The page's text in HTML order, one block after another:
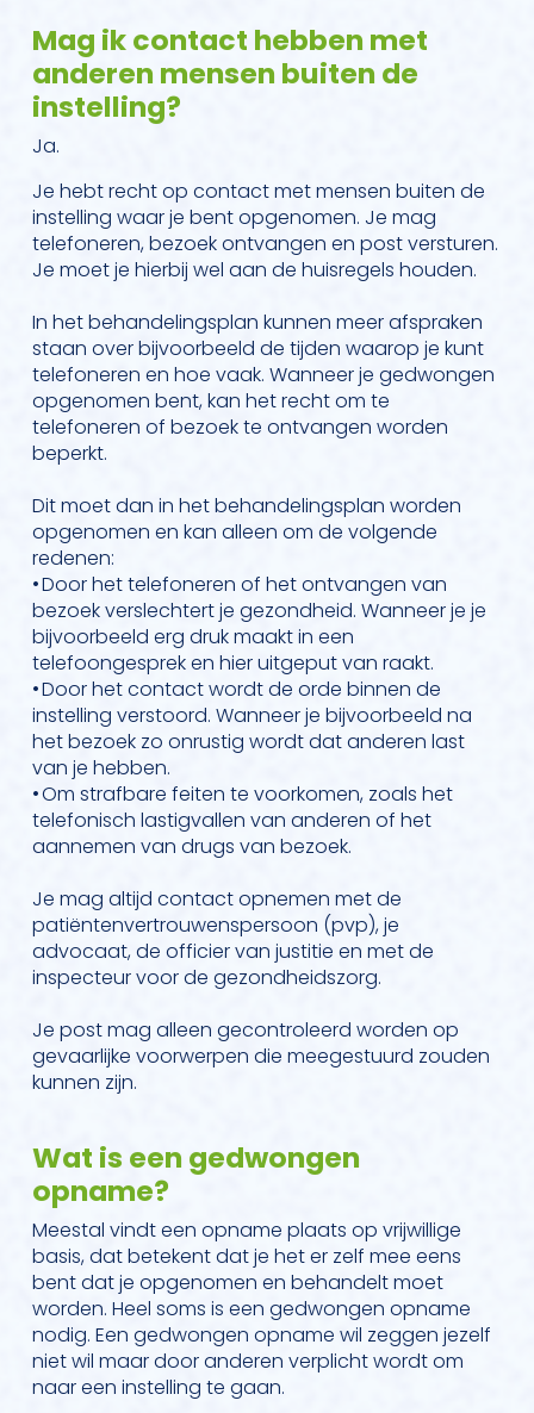
Mag ik contact hebben met
anderen mensen buiten de
instelling?
Ja.
Je hebt recht op contact met mensen buiten de
instelling waar je bent opgenomen. Je mag
telefoneren, bezoek ontvangen en post versturen.
Je moet je hierbij wel aan de huisregels houden.
In het behandelingsplan kunnen meer afspraken
staan over bijvoorbeeld de tijden waarop je kunt
telefoneren en hoe vaak. Wanneer je gedwongen
opgenomen bent, kan het recht om te
telefoneren of bezoek te ontvangen worden
beperkt.
Dit moet dan in het behandelingsplan worden
opgenomen en kan alleen om de volgende
redenen:
• Door het telefoneren of het ontvangen van
bezoek verslechtert je gezondheid. Wanneer je je
bijvoorbeeld erg druk maakt in een
telefoongesprek en hier uitgeput van raakt.
• Door het contact wordt de orde binnen de
instelling verstoord. Wanneer je bijvoorbeeld na
het bezoek zo onrustig wordt dat anderen last
van je hebben.
• Om strafbare feiten te voorkomen, zoals het
telefonisch lastigvallen van anderen of het
aannemen van drugs van bezoek.
Je mag altijd contact opnemen met de
patiëntenvertrouwenspersoon (pvp), je
advocaat, de officier van justitie en met de
inspecteur voor de gezondheidszorg.
Je post mag alleen gecontroleerd worden op
gevaarlijke voorwerpen die meegestuurd zouden
kunnen zijn.
Wat is een gedwongen
opname?
Meestal vindt een opname plaats op vrijwillige
basis, dat betekent dat je het er zelf mee eens
bent dat je opgenomen en behandelt moet
worden. Heel soms is een gedwongen opname
nodig. Een gedwongen opname wil zeggen jezelf
niet wil maar door anderen verplicht wordt om
naar een instelling te gaan.